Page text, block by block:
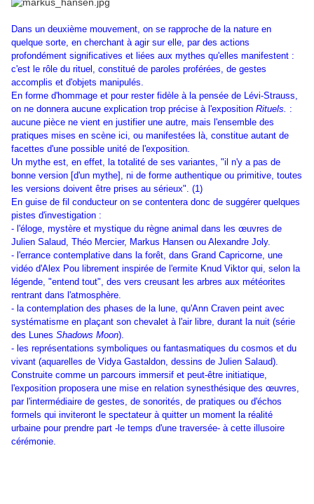
Dans un deuxième mouvement, on se rapproche de la nature en
quelque sorte, en cherchant à agir sur elle, par des actions
profondément significatives et liées aux mythes qu'elles manifestent :
c'est le rôle du rituel, constitué de paroles proférées, de gestes
accomplis et d'objets manipulés.
En forme d'hommage et pour rester fidèle à la pensée de Lévi-Strauss,
on ne donnera aucune explication trop précise à l'exposition Rituels.
:
aucune pièce ne vient en justifier une autre, mais l'ensemble des
pratiques mises en scène ici, ou manifestées là, constitue autant de
facettes d'une possible unité de l'exposition.
Un mythe est, en effet, la totalité de ses variantes, "il n'y a pas de
bonne version [d'un mythe], ni de forme authentique ou primitive, toutes
les versions doivent être prises au sérieux". (1)
En guise de fil conducteur on se contentera donc de suggérer quelques
pistes d'investigation :
- l'éloge, mystère et mystique du règne animal dans les œuvres de
Julien Salaud, Théo Mercier, Markus Hansen ou Alexandre Joly.
- l'errance contemplative dans la forêt, dans Grand Capricorne, une
vidéo d'Alex Pou librement inspirée de l'ermite Knud Viktor qui, selon la
légende, "entend tout", des vers creusant les arbres aux météorites
rentrant dans l'atmosphère.
- la contemplation des phases de la lune, qu'Ann Craven peint avec
systématisme en plaçant son chevalet à l'air libre, durant la nuit (série
des Lunes Shadows Moon).
- les représentations symboliques ou fantasmatiques du cosmos et du
vivant (aquarelles de Vidya Gastaldon, dessins de Julien Salaud).
Construite comme un parcours immersif et peut-être initiatique,
l'exposition proposera une mise en relation synesthésique des œuvres,
par l'intermédiaire de gestes, de sonorités, de pratiques ou d'échos
formels qui inviteront le spectateur à quitter un moment la réalité
urbaine pour prendre part -le temps d'une traversée- à cette illusoire
cérémonie.